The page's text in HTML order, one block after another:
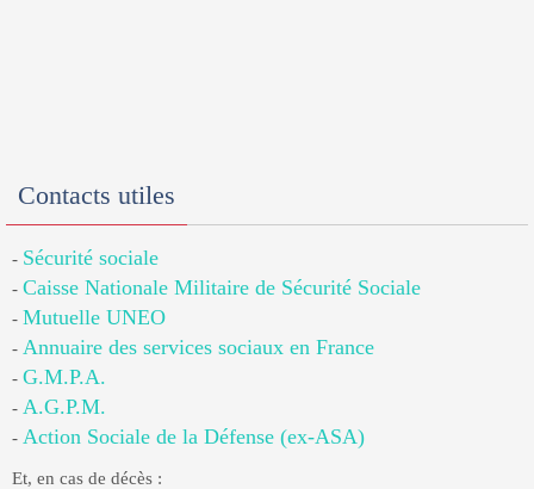
Contacts utiles
- Sécurité sociale
- Caisse Nationale Militaire de Sécurité Sociale
- Mutuelle UNEO
- Annuaire des services sociaux en France
- G.M.P.A.
- A.G.P.M.
- Action Sociale de la Défense (ex-ASA)
Et, en cas de décès :